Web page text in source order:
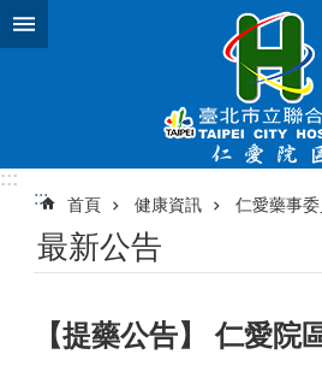
跳到主要內容區塊
:::
:::
首頁 健康資訊 仁愛藥事
最新公告
【提藥公告】 仁愛院